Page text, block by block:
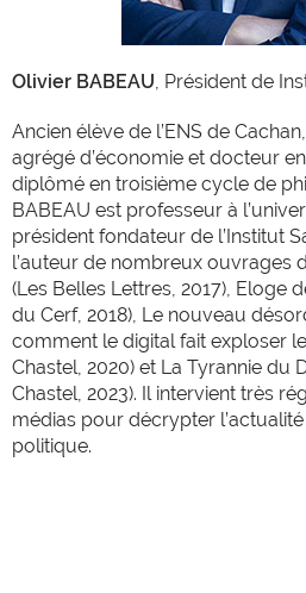
Olivier BABEAU, Président de
Ancien élève de l’ENS de
agrégé d’économie et docteur
diplômé en troisième cycle de
BABEAU est professeur à
président fondateur de l’Institut
l’auteur de nombreux ouvrages
(Les Belles Lettres, 2017), Eloge
du Cerf, 2018), Le nouveau
comment le digital fait exploser
Chastel, 2020) et La Tyrannie du
Chastel, 2023). Il intervient très
médias pour décrypter
politique.